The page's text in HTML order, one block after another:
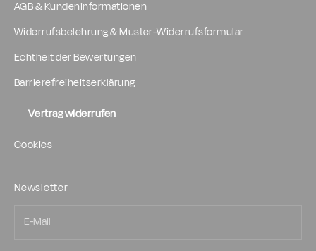
AGB & Kundeninformationen
Widerrufsbelehrung & Muster-Widerrufsformular
Echtheit der Bewertungen
Barrierefreiheitserklärung
Vertrag widerrufen
Cookies
Newsletter